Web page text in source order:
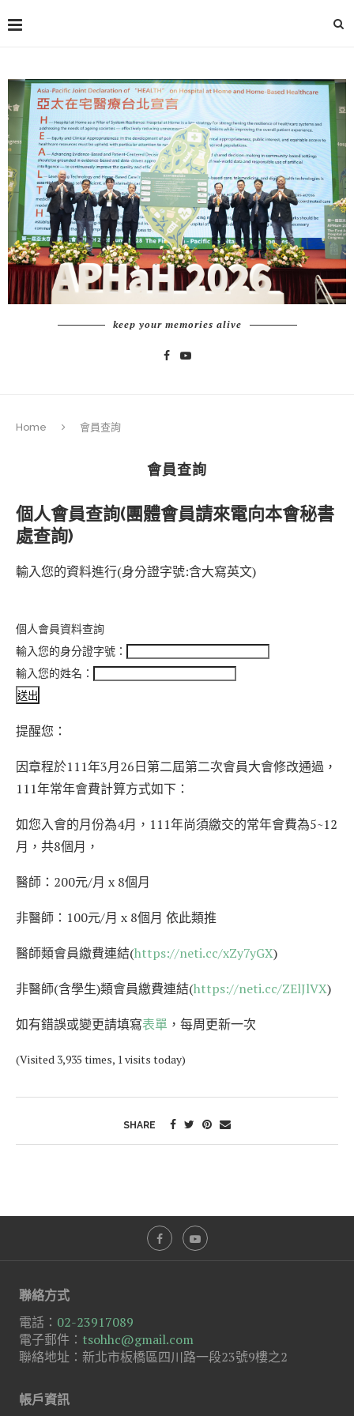
keep your memories alive
Home 會員查詢
會員查詢
個人會員查詢(團體會員請來電向本會秘書
處查詢)
輸入您的資料進行(身分證字號:含大寫英文)
個人會員資料查詢
輸入您的身分證字號：
輸入您的姓名：
提醒您：
因章程於111年3月26日第二屆第二次會員大會修改通過，
111年常年會費計算方式如下：
如您入會的月份為4月，111年尚須繳交的常年會費為5~12
月，共8個月，
醫師：200元/月 x 8個月
非醫師：100元/月 x 8個月 依此類推
醫師類會員繳費連結(https://neti.cc/xZy7yGX)
非醫師(含學生)類會員繳費連結(https://neti.cc/ZElJlVX)
如有錯誤或變更請填寫表單 ，每周更新一次
(Visited 3,935 times, 1 visits today)
SHARE
聯絡方式
電話： 02-23917089
電子郵件： tsohhc@gmail.com
聯絡地址：新北市板橋區四川路一段23號9樓之2
帳戶資訊